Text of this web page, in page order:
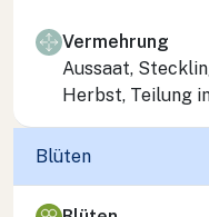
Vermehrung
Aussaat,
Herbst, Teilung
Blüten